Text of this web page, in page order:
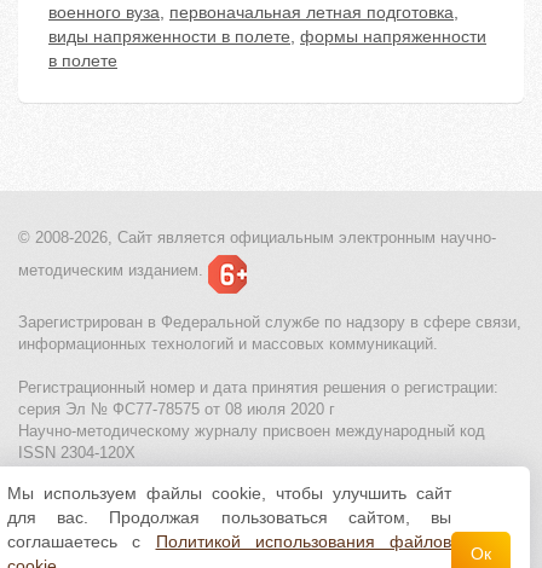
военного вуза, первоначальная летная подготовка,
виды напряженности в полете, формы напряженности
в полете
© 2008-2026, Сайт является официальным электронным научно-
методическим изданием.
Зарегистрирован в Федеральной службе по надзору в сфере связи,
информационных технологий и массовых коммуникаций.
Регистрационный номер и дата принятия решения о регистрации:
серия Эл № ФС77-78575 от 08 июля 2020 г
Научно-методическому журналу присвоен международный код
ISSN 2304-120X
МЦИТО|Школьные олимпиады и онлайн конкурсы для детей
Политика использования файлов cookie| Политика обработки и
защиты персональных данных
Мы используем файлы cookie, чтобы улучшить сайт
для вас. Продолжая пользоваться сайтом, вы
соглашаетесь с Политикой использования файлов
Ок